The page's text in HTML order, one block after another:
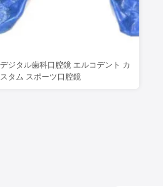
デジタル歯科口腔鏡 エルコデント カ
スタム スポーツ口腔鏡